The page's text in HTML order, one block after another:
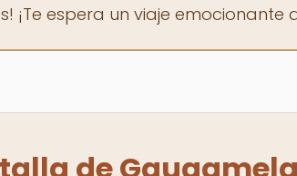
¡Te espera un viaje